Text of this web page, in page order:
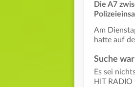
Die A7
Am
hatte auf
Suche
Es sei
HIT